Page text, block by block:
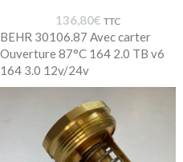
136,80€ TTC
BEHR 30106.87 Avec carter
Ouverture 87°C 164 2.0 TB v6
164 3.0 12v/24v